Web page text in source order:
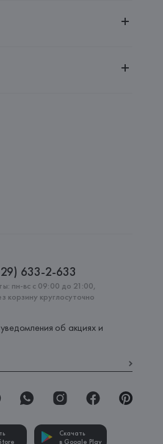
5, пом. 39
633-2-633
пн-вс с 09:00 до 21:00,
корзину круглосуточно
об акциях и
Скачать
в Google Play